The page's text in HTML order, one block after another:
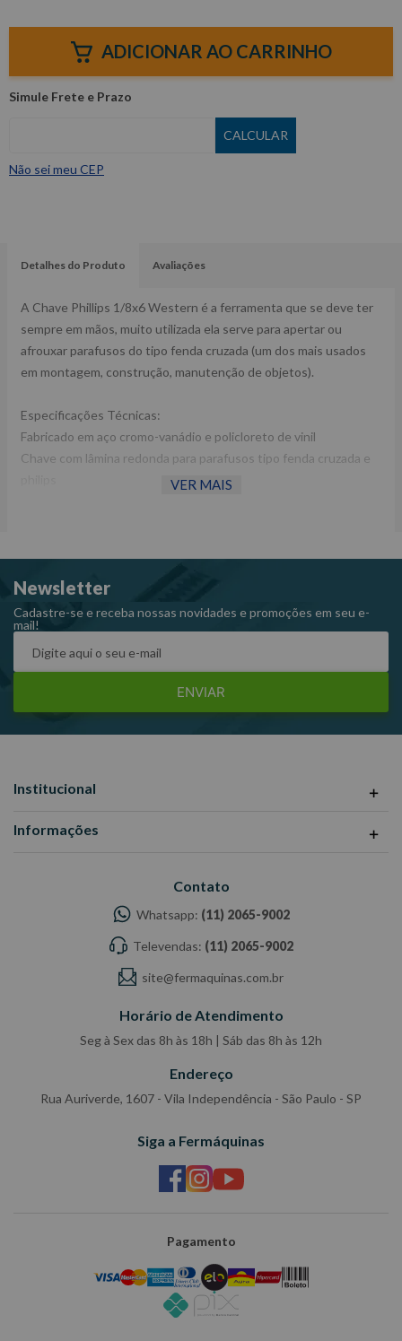
ADICIONAR AO CARRINHO
Não sei meu CEP
Detalhes do Produto Avaliações
A Chave Phillips 1/8x6 Western é a ferramenta que se deve ter
sempre em mãos, muito utilizada ela serve para apertar ou
afrouxar parafusos do tipo fenda cruzada (um dos mais usados
em montagem, construção, manutenção de objetos).
Especificações Técnicas:
Fabricado em aço cromo-vanádio e policloreto de vinil
Chave com lâmina redonda para parafusos tipo fenda cruzada e
Ref: W395
Garantia: 90 dias
Fabricante: WESTERN
-Imagens meramente ilustrativas
-Todas as informações divulgadas são de responsabilidade do
VER MAIS
Newsletter
Cadastre-se e receba nossas novidades e promoções em seu e-
mail!
ENVIAR
Institucional
Informações
Contato
Whatsapp: (11) 2065-9002
Televendas: (11) 2065-9002
site@fermaquinas.com.br
Horário de Atendimento
Seg à Sex das 8h às 18h | Sáb das 8h às 12h
Endereço
Rua Auriverde, 1607 - Vila Independência - São Paulo - SP
Siga a Fermáquinas
Pagamento